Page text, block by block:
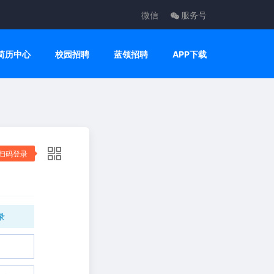
微信 服务号
历中心 校园招聘 蓝领招聘 APP下载
码登录